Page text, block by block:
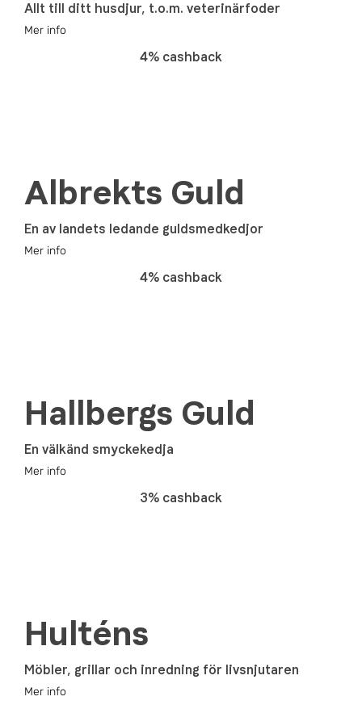
Allt till ditt husdjur, t.o.m. veterinärfoder
Mer info
4% cashback
Albrekts Guld
En av landets ledande guldsmedkedjor
Mer info
4% cashback
Hallbergs Guld
En välkänd smyckekedja
Mer info
3% cashback
Hulténs
Möbler, grillar och inredning för livsnjutaren
Mer info